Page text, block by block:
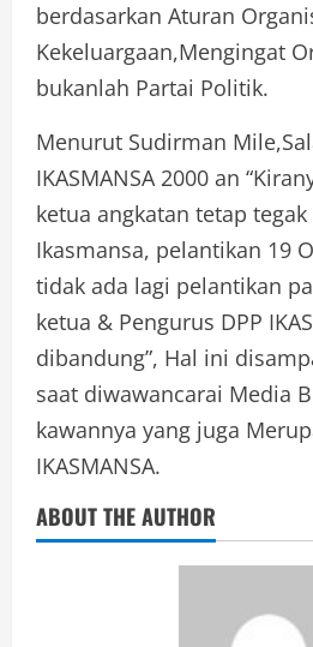
berdasarkan Aturan
Kekeluargaan,Mengingat
bukanlah Partai Politik.
Menurut Sudirman
IKASMANSA 2000 an
ketua angkatan tetap tegak
Ikasmansa, pelantikan 19
tidak ada lagi pelantikan
ketua & Pengurus DPP
dibandung”, Hal ini
saat diwawancarai Media
kawannya yang juga
IKASMANSA.
ABOUT THE AUTHOR